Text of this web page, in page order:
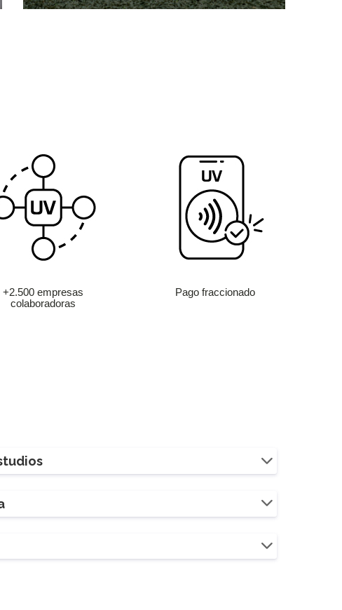
+2.500 empresas
colaboradoras
Pago fraccionado